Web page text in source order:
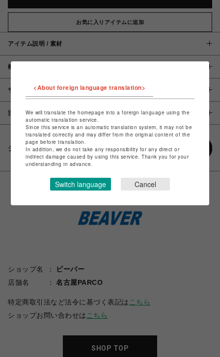
お気に入りアイテムに追加
アイテム説明 / 素材
概要
サイズ
注意事項
シェアする
ショップ名
ビーバー
店舗名
名古屋PARCO
特定商取引法など法令に基づく表記は こちら
ショップお問い合わせは こちら
SHOP TOP
<About foreign language translation>
We will translate the homepage into a foreign language using the
automatic translation service.
Since this service is an automatic translation system, it may not be
translated correctly and may differ from the original content of the
page before translation.
In addition, we do not take any responsibility for any direct or
indirect damage caused by using this service. Thank you for your
understanding in advance.
Switch language Cancel